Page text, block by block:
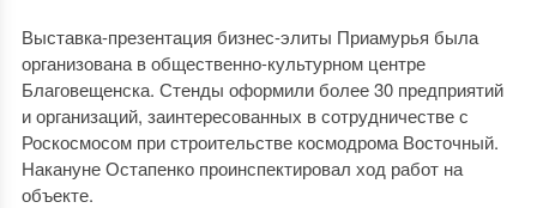
Выставка-презентация бизнес-элиты Приамурья была
организована в общественно-культурном центре
Благовещенска. Стенды оформили более 30 предприятий
и организаций, заинтересованных в сотрудничестве с
Роскосмосом при строительстве космодрома Восточный.
Накануне Остапенко проинспектировал ход работ на
объекте.